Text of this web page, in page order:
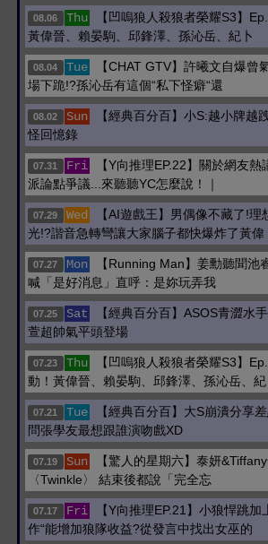
08.06 Thu
【凹嗚狼人殺狼者榮耀S3】
黃偉晉、賴晏駒、邱鋒澤、孫沁岳、紀卜
08.04 Tue
【CHAT GTV】許曦文自爆曾
場下跪!?孫沁岳有這個“私下怪癖“還
08.02 Sun
【經典百分百】小S:越小牌越
怪回憶錄
07.31 Fri
【Y向推理EP.22】關於網友
派論點爭議...來聽聽YC怎麼說！｜
07.29 Wed
【AI遊戲王】男偶像不藏了!理
光!?諧音急轉彎讓大家腦子都快爆炸了黃偉
07.27 Mon
【Running Man】姜勳聽聞池
喊「是好消息」直呼：是妳玩弄我
07.25 Sat
【經典百分百】ASOS青澀水
萱超帥氣平頭登場
07.23 Thu
【凹嗚狼人殺狼者榮耀S3】
動！黃偉晉、賴晏駒、邱鋒澤、孫沁岳、紀
07.21 Tue
【經典百分百】大S崩潰分享
問張學友最想跟誰演吻戲XD
07.19 Sun
【驚人的星期六】泰妍
〈Twinkle〉 結束後都說「完全忘
07.17 Fri
【Y向推理EP.21】小狼悍跳加
作“能增加狼隊收益?從發言中找出女巫的